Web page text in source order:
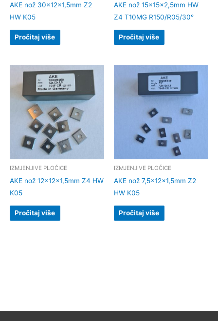
AKE nož 30x12x1,5mm Z2
HW K05
Pročitaj više
AKE nož 15x15x2,5mm HW
Z4 T10MG R150/R05/30°
Pročitaj više
IZMJENJIVE PLOČICE
AKE nož 12x12x1,5mm Z4 HW
K05
Pročitaj više
IZMJENJIVE PLOČICE
AKE nož 7,5x12x1,5mm Z2
HW K05
Pročitaj više